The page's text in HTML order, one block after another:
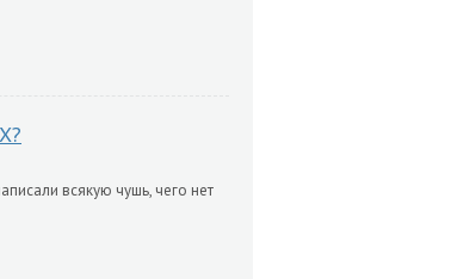
всякую чушь, чего нет